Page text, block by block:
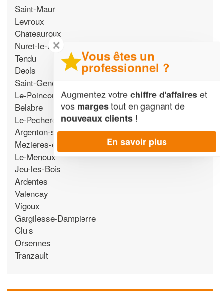
Saint-Maur
Levroux
Chateauroux
Nuret-le-Ferron
Tendu
Deols
Saint-Genou
Le-Poinconnet
Belabre
Le-Pechereau
Argenton-sur-Creuse
Mezieres-en-Brenne
Le-Menoux
Jeu-les-Bois
Ardentes
Valencay
Vigoux
Gargilesse-Dampierre
Cluis
Orsennes
Tranzault
✕
Vous êtes un
professionnel ?
Augmentez votrechiffre d'affaireset
vos margestout en gagnant de
nouveaux clients !
En savoir plus